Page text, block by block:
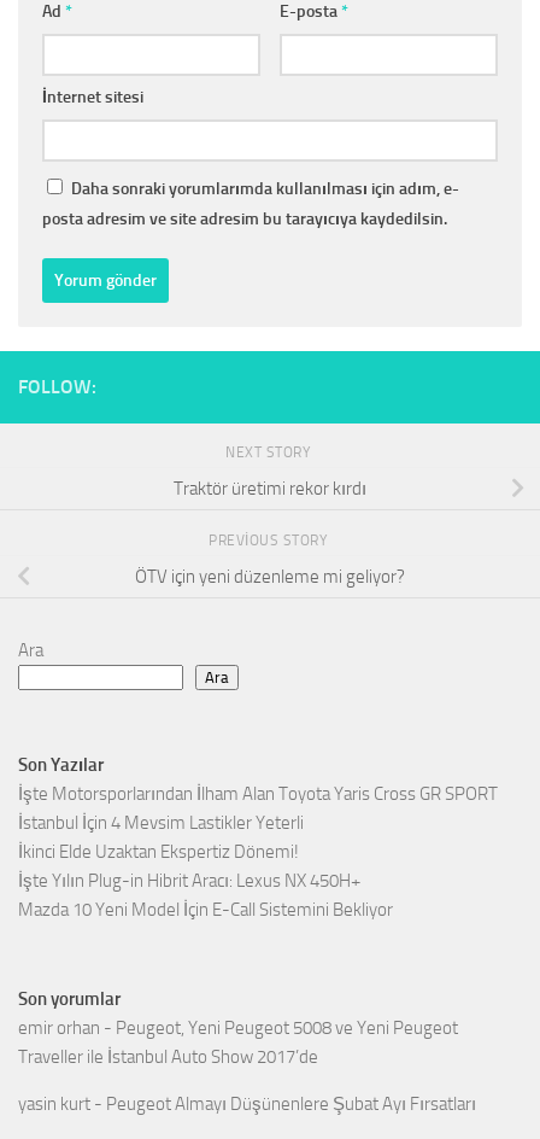
Ad * E-posta*
İnternet sitesi
Daha sonraki yorumlarımda kullanılması için adım, e-
posta adresim ve site adresim bu tarayıcıya kaydedilsin.
FOLLOW:
NEXT STORY
Traktör üretimi rekor kırdı
PREVIOUS STORY
ÖTV için yeni düzenleme mi geliyor?
Ara
Ara
Son Yazılar
İşte Motorsporlarından İlham Alan Toyota Yaris Cross GR SPORT
İstanbul İçin 4 Mevsim Lastikler Yeterli
İkinci Elde Uzaktan Ekspertiz Dönemi!
İşte Yılın Plug-in Hibrit Aracı: Lexus NX 450H+
Mazda 10 Yeni Model İçin E-Call Sistemini Bekliyor
Son yorumlar
emir orhan - Peugeot, Yeni Peugeot 5008 ve Yeni Peugeot
Traveller ile İstanbul Auto Show 2017’de
yasin kurt - Peugeot Almayı Düşünenlere Şubat Ayı Fırsatları